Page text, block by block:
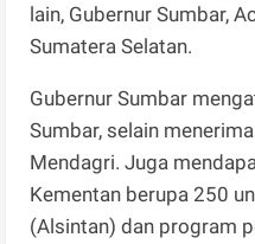
lain, Gubernur Sumbar,
Sumatera Selatan.
Gubernur Sumbar
Sumbar, selain
Mendagri. Juga
Kementan berupa 250
(Alsintan) dan program